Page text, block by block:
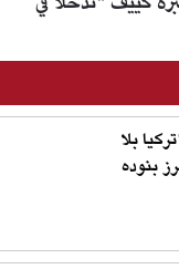
بلا
بنوده